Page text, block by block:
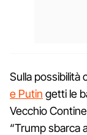
Sulla possibilità
e Putin getti le
Vecchio
“Trump sbarca